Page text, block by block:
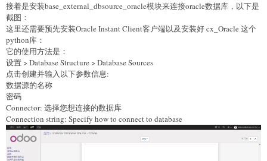
接着是安装base_external_dbsource_oracle模块来连接oracle数据库，以下是
截图：
这里还需要预先安装Oracle Instant Client客户端以及安装好 cx_Oracle 这个
python库：
它的使用方法是：
设置 > Database Structure > Database Sources
点击创建并输入以下参数信息:
数据源的名称
密码
Connector: 选择您想连接的数据库
Connection string: Specify how to connect to database